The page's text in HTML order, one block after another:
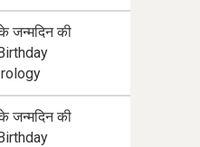
की
की